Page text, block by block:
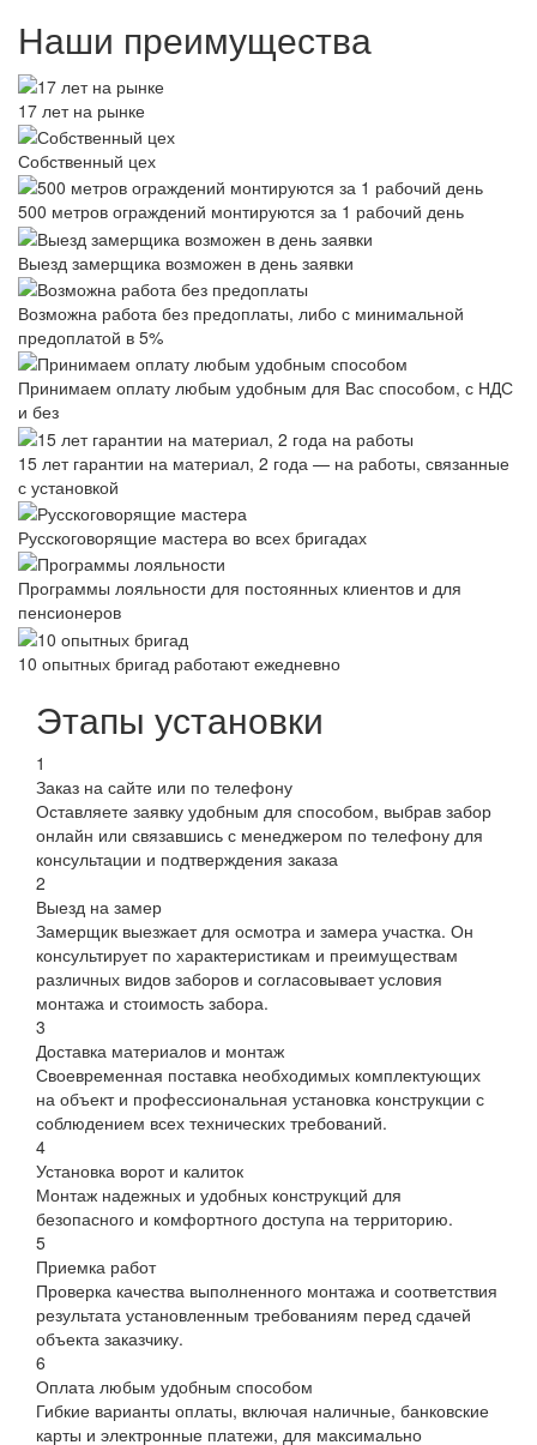
Наши преимущества
17 лет на рынке
Собственный цех
500 метров ограждений монтируются за 1 рабочий день
Выезд замерщика возможен в день заявки
Возможна работа без предоплаты, либо с минимальной
предоплатой в 5%
Принимаем оплату любым удобным для Вас способом, с НДС
и без
15 лет гарантии на материал, 2 года — на работы, связанные
с установкой
Русскоговорящие мастера во всех бригадах
Программы лояльности для постоянных клиентов и для
пенсионеров
10 опытных бригад работают ежедневно
Этапы установки
1
Заказ на сайте или по телефону
Оставляете заявку удобным для способом, выбрав забор
онлайн или связавшись с менеджером по телефону для
консультации и подтверждения заказа
2
Выезд на замер
Замерщик выезжает для осмотра и замера участка. Он
консультирует по характеристикам и преимуществам
различных видов заборов и согласовывает условия
монтажа и стоимость забора.
3
Доставка материалов и монтаж
Своевременная поставка необходимых комплектующих
на объект и профессиональная установка конструкции с
соблюдением всех технических требований.
4
Установка ворот и калиток
Монтаж надежных и удобных конструкций для
безопасного и комфортного доступа на территорию.
5
Приемка работ
Проверка качества выполненного монтажа и соответствия
результата установленным требованиям перед сдачей
объекта заказчику.
6
Оплата любым удобным способом
Гибкие варианты оплаты, включая наличные, банковские
карты и электронные платежи, для максимально